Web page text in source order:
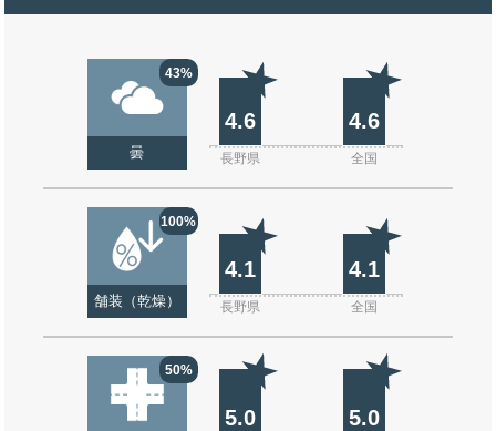
43%
曇
4.6 4.6
長野県 全国
100%
舗装（乾燥）
4.1 4.1
長野県 全国
50%
5.0 5.0